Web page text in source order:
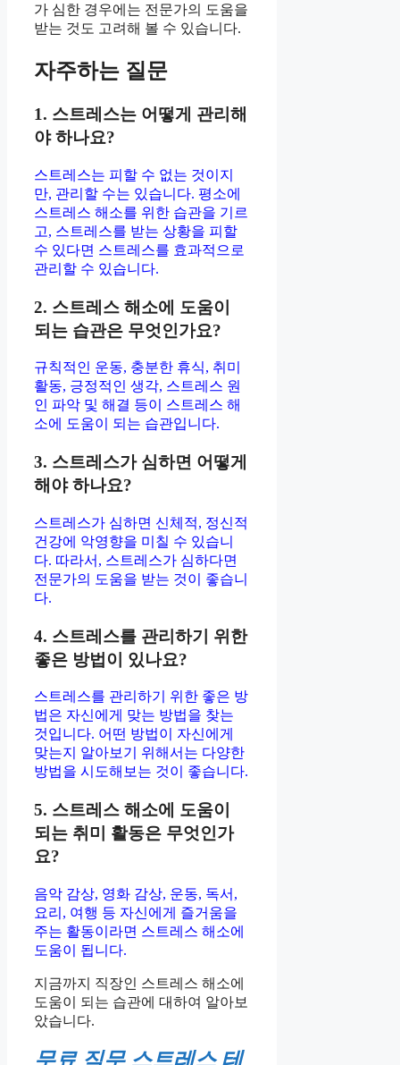
가 심한 경우에는 전문가의 도움을
받는 것도 고려해 볼 수 있습니다.
자주하는 질문
1. 스트레스는 어떻게 관리해
야 하나요?
스트레스는 피할 수 없는 것이지
만, 관리할 수는 있습니다. 평소에
스트레스 해소를 위한 습관을 기르
고, 스트레스를 받는 상황을 피할
수 있다면 스트레스를 효과적으로
관리할 수 있습니다.
2. 스트레스 해소에 도움이
되는 습관은 무엇인가요?
규칙적인 운동, 충분한 휴식, 취미
활동, 긍정적인 생각, 스트레스 원
인 파악 및 해결 등이 스트레스 해
소에 도움이 되는 습관입니다.
3. 스트레스가 심하면 어떻게
해야 하나요?
스트레스가 심하면 신체적, 정신적
건강에 악영향을 미칠 수 있습니
다. 따라서, 스트레스가 심하다면
전문가의 도움을 받는 것이 좋습니
다.
4. 스트레스를 관리하기 위한
좋은 방법이 있나요?
스트레스를 관리하기 위한 좋은 방
법은 자신에게 맞는 방법을 찾는
것입니다. 어떤 방법이 자신에게
맞는지 알아보기 위해서는 다양한
방법을 시도해보는 것이 좋습니다.
5. 스트레스 해소에 도움이
되는 취미 활동은 무엇인가
요?
음악 감상, 영화 감상, 운동, 독서,
요리, 여행 등 자신에게 즐거움을
주는 활동이라면 스트레스 해소에
도움이 됩니다.
지금까지 직장인 스트레스 해소에
도움이 되는 습관에 대하여 알아보
았습니다.
무료 직무 스트레스 테